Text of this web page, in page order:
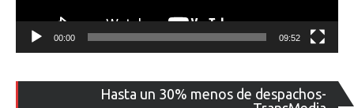
00:00 09:52
Hasta un 30% menos de despachos-
de